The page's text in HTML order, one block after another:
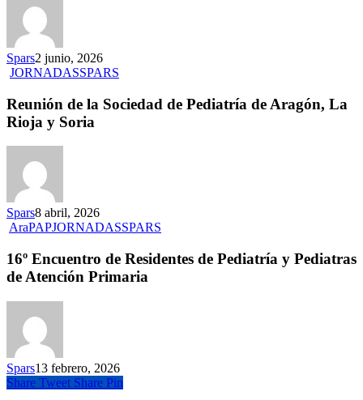
Spars2 junio, 2026
JORNADASSPARS
Reunión de la Sociedad de Pediatría de Aragón, La
Rioja y Soria
Spars8 abril, 2026
AraPAPJORNADASSPARS
16º Encuentro de Residentes de Pediatría y Pediatras
de Atención Primaria
Spars13 febrero, 2026
Share Tweet Share Pin